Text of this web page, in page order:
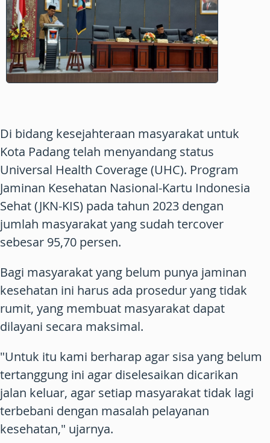
Di bidang kesejahteraan masyarakat untuk
Kota Padang telah menyandang status
Universal Health Coverage (UHC). Program
Jaminan Kesehatan Nasional-Kartu Indonesia
Sehat (JKN-KIS) pada tahun 2023 dengan
jumlah masyarakat yang sudah tercover
sebesar 95,70 persen.
Bagi masyarakat yang belum punya jaminan
kesehatan ini harus ada prosedur yang tidak
rumit, yang membuat masyarakat dapat
dilayani secara maksimal.
"Untuk itu kami berharap agar sisa yang belum
tertanggung ini agar diselesaikan dicarikan
jalan keluar, agar setiap masyarakat tidak lagi
terbebani dengan masalah pelayanan
kesehatan," ujarnya.